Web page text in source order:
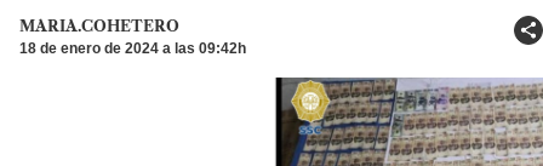
MARIA.COHETERO
18 de enero de 2024 a las 09:42h